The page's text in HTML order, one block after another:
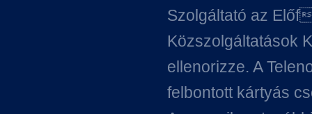
Szolgáltató az Előf
Közszolgáltatások
ellenorizze. A
felbontott kártyás